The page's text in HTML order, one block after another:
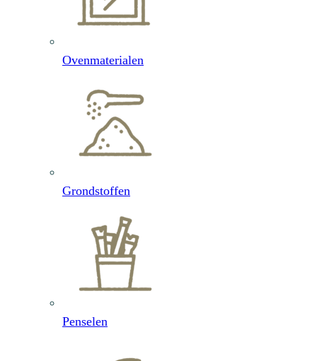
Ovenmaterialen
Grondstoffen
Penselen